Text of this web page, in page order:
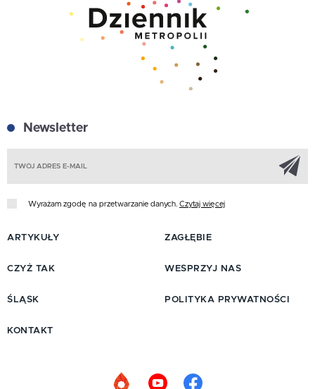
Newsletter
Wyrażam zgodę na przetwarzanie danych. Czytaj więcej
ARTYKUŁY
CZYŻ TAK
ŚLĄSK
ZAGŁĘBIE
WESPRZYJ NAS
POLITYKA PRYWATNOŚCI
KONTAKT